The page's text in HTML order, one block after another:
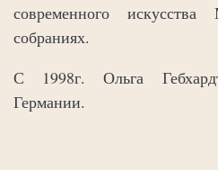
современного
собраниях.
С 1998г. Ольга
Германии.